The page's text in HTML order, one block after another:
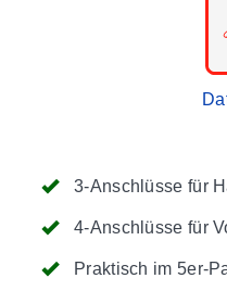
3-Anschlüsse für
4-Anschlüsse für
Praktisch im 5er-